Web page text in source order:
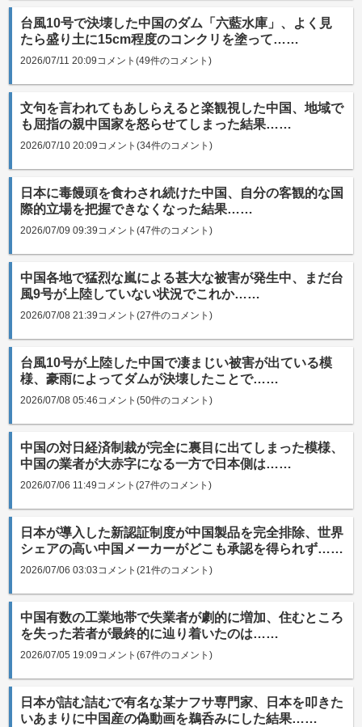
台風10号で決壊した中国のダム「六藍水庫」、よく見
たら盛り土に15cm程度のコンクリを塗って……
2026/07/11 20:09コメント(49件のコメント)
文句を言われてもあしらえると楽観視した中国、地域で
も屈指の親中国家を怒らせてしまった結果……
2026/07/10 20:09コメント(34件のコメント)
日本に毒饅頭を食わされ続けた中国、自分の客観的な国
際的立場を把握できなくなった結果……
2026/07/09 09:39コメント(47件のコメント)
中国各地で猛烈な嵐による甚大な被害が発生中、まだ台
風9号が上陸していない状況でこれか……
2026/07/08 21:39コメント(27件のコメント)
台風10号が上陸した中国で凄まじい被害が出ている模
様、豪雨によってダムが決壊したことで……
2026/07/08 05:46コメント(50件のコメント)
中国の対日経済制裁が完全に裏目に出てしまった模様、
中国の業者が大赤字になる一方で日本側は……
2026/07/06 11:49コメント(27件のコメント)
日本が導入した新認証制度が中国製品を完全排除、世界
シェアの高い中国メーカーがどこも承認を得られず……
2026/07/06 03:03コメント(21件のコメント)
中国有数の工業地帯で失業者が劇的に増加、住むところ
を失った若者が最終的に辿り着いたのは……
2026/07/05 19:09コメント(67件のコメント)
日本が詰む詰むで有名な某ナフサ専門家、日本を叩きた
いあまりに中国産の偽動画を鵜呑みにした結果……